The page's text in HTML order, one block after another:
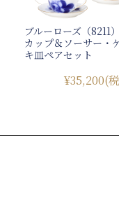
ブルーローズ（8211
カップ＆ソーサー・
キ皿ペアセット
¥35,200(